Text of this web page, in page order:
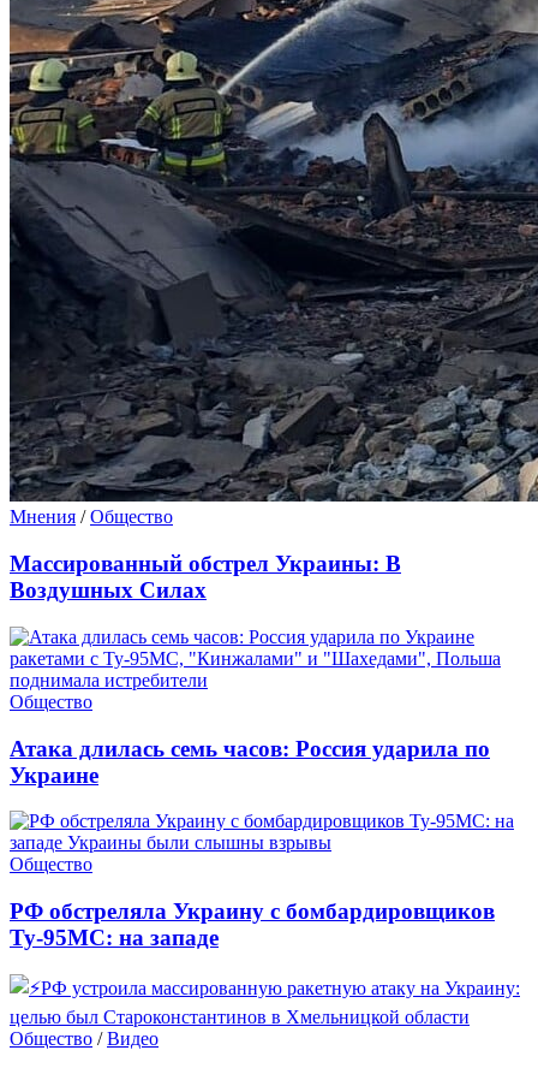
Мнения /Общество
Массированный обстрел Украины: В
Воздушных Силах
Общество
Атака длилась семь часов: Россия ударила по
Украине
Общество
РФ обстреляла Украину с бомбардировщиков
Ту-95МС: на западе
Общество /Видео